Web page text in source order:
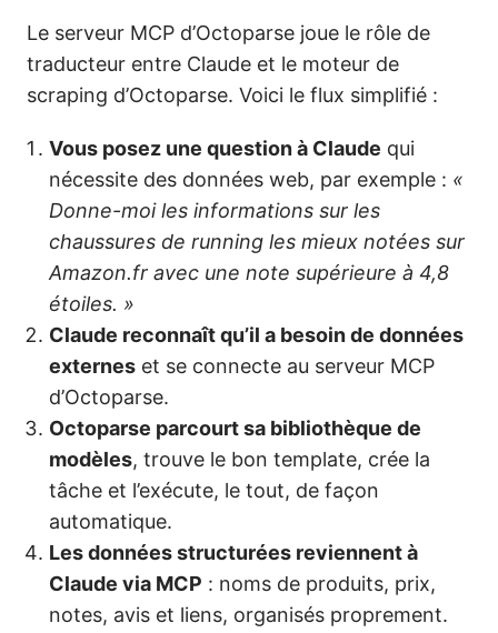
Le serveur MCP d’Octoparse joue le rôle de
traducteur entre Claude et le moteur de
scraping d’Octoparse. Voici le flux simplifié :
Vous posez une question à Claude qui
nécessite des données web, par exemple : «
Donne-moi les informations sur les
chaussures de running les mieux notées sur
Amazon.fr avec une note supérieure à 4,8
étoiles. »
Claude reconnaît qu’il a besoin de données
externes et se connecte au serveur MCP
d’Octoparse.
Octoparse parcourt sa bibliothèque de
modèles, trouve le bon template, crée la
tâche et l’exécute, le tout, de façon
automatique.
Les données structurées reviennent à
Claude via MCP : noms de produits, prix,
notes, avis et liens, organisés proprement.